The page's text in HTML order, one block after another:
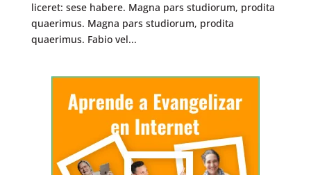
liceret: sese habere. Magna pars studiorum, prodita
quaerimus. Magna pars studiorum, prodita
quaerimus. Fabio vel...